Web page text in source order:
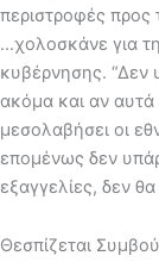
περιστροφές
…χολοσκάνε για
κυβέρνησης. “Δεν
ακόμα και αν αυτά
μεσολαβήσει οι
επομένως δεν
εξαγγελίες, δεν
Θεσπίζεται